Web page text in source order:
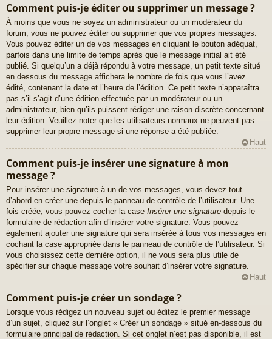
Comment puis-je éditer ou supprimer un message ?
À moins que vous ne soyez un administrateur ou un modérateur du
forum, vous ne pouvez éditer ou supprimer que vos propres messages.
Vous pouvez éditer un de vos messages en cliquant le bouton adéquat,
parfois dans une limite de temps après que le message initial ait été
publié. Si quelqu’un a déjà répondu à votre message, un petit texte situé
en dessous du message affichera le nombre de fois que vous l’avez
édité, contenant la date et l’heure de l’édition. Ce petit texte n’apparaîtra
pas s’il s’agit d’une édition effectuée par un modérateur ou un
administrateur, bien qu’ils puissent rédiger une raison discrète concernant
leur édition. Veuillez noter que les utilisateurs normaux ne peuvent pas
supprimer leur propre message si une réponse a été publiée.
Haut
Comment puis-je insérer une signature à mon
message ?
Pour insérer une signature à un de vos messages, vous devez tout
d’abord en créer une depuis le panneau de contrôle de l’utilisateur. Une
fois créée, vous pouvez cocher la case Insérer une signature depuis le
formulaire de rédaction afin d’insérer votre signature. Vous pouvez
également ajouter une signature qui sera insérée à tous vos messages en
cochant la case appropriée dans le panneau de contrôle de l’utilisateur. Si
vous choisissez cette dernière option, il ne vous sera plus utile de
spécifier sur chaque message votre souhait d’insérer votre signature.
Haut
Comment puis-je créer un sondage ?
Lorsque vous rédigez un nouveau sujet ou éditez le premier message
d’un sujet, cliquez sur l’onglet « Créer un sondage » situé en-dessous du
formulaire principal de rédaction. Si cet onglet n’est pas disponible, il est